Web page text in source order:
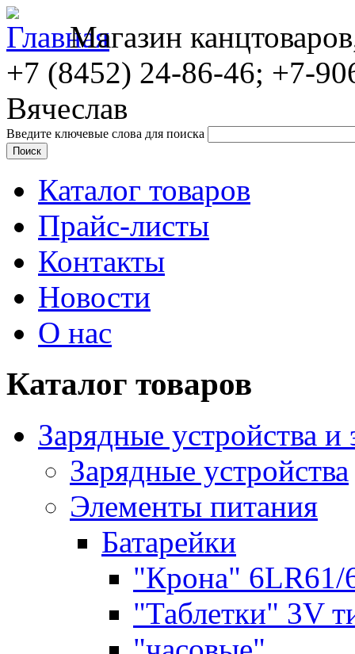
Магазин
+7 (8452) 24-86-46; +7-
Вячеслав
Введите ключевые слова для поиска
Каталог товаров
Прайс-листы
Контакты
Новости
О нас
Каталог товаров
Зарядные устройства
Зарядные устройства
Элементы питания
Батарейки
"Крона" 6LR61/
"Таблетки" 3V